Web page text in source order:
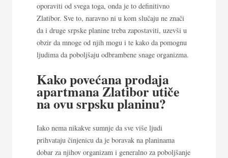
oporaviti od svega toga, onda je to definitivno
Zlatibor. Sve to, naravno ni u kom slučaju ne znači
da i druge srpske planine treba zapostaviti, uzevši u
obzir da mnoge od njih mogu i te kako da pomognu
ljudima da poboljšaju odbrambene snage organizma.
Kako povećana prodaja
apartmana Zlatibor utiče
na ovu srpsku planinu?
Iako nema nikakve sumnje da sve više ljudi
prihvataju činjenicu da je boravak na planinama
dobar za njihov organizam i generalno za poboljšanje